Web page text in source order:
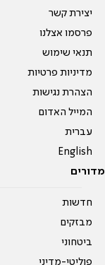
יצירת קשר
פרסמו אצלנו
תנאי שימוש
מדיניות פרטיות
הצהרת נגישות
המייל האדום
עברית
English
מדורים
חדשות
מבזקים
ביטחוני
פוליטי-מדיני